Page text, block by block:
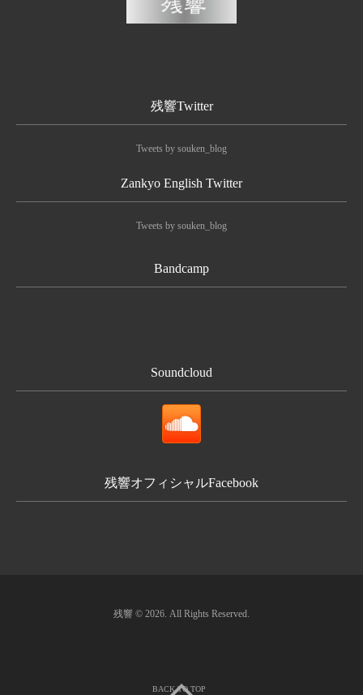
残響Twitter
Tweets by souken_blog
Zankyo English Twitter
Tweets by souken_blog
Bandcamp
Soundcloud
残響オフィシャルFacebook
残響 © 2026. All Rights Reserved.